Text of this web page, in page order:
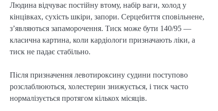
Людина відчуває постійну втому, набір ваги, холод у
кінцівках, сухість шкіри, запори. Серцебиття сповільнене,
з’являються запаморочення. Тиск може бути 140/95 —
класична картина, коли кардіологи призначають ліки, а
тиск не падає стабільно.
Після призначення левотироксину судини поступово
розслаблюються, холестерин знижується, і тиск часто
нормалізується протягом кількох місяців.